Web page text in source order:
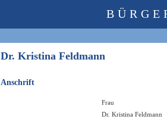
Dr. Kristina Feldmann
Anschrift
Frau
Dr. Kristina Feldmann